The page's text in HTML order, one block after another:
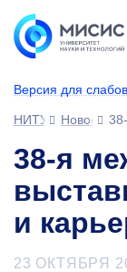
Версия для
НИТУ МИСИС
Новости
38-я
и
23 ОКТЯБРЯ